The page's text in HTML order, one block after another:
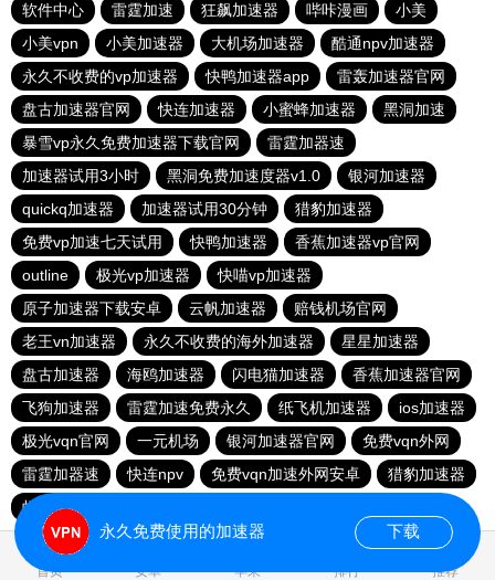
软件中心
雷霆加速 狂飙加速器 哔咔漫画
小美
小美vpn
小美加速器 大机场加速器
酷通npv加速器
永久不收费的vp加速器
快鸭加速器app
雷轰加速器官网
盘古加速器官网
快连加速器 小蜜蜂加速器
黑洞加速
暴雪vp永久免费加速器下载官网
雷霆加器速
加速器试用3小时
黑洞免费加速度器v1.0
银河加速器
quickq加速器
加速器试用30分钟
猎豹加速器
免费vp加速七天试用
快鸭加速器
香蕉加速器vp官网
outline
极光vp加速器
快喵vp加速器
原子加速器下载安卓
云帆加速器
赔钱机场官网
老王vn加速器
永久不收费的海外加速器
星星加速器
盘古加速器
海鸥加速器 闪电猫加速器
香蕉加速器官网
飞狗加速器
雷霆加速免费永久 纸飞机加速器
ios加速器
极光vqn官网
一元机场 银河加速器官网
免费vqn外网
雷霆加器速
快连npv 免费vqn加速外网安卓
猎豹加速器
蚂蚁加速npv下载官网ios
首页 安卓 苹果 排行 推荐
永久免费使用的加速器 下载